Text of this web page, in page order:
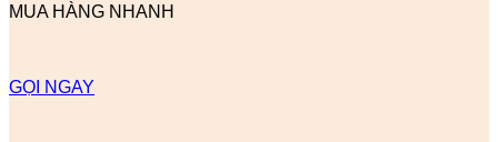
MUA HÀNG NHANH
GỌI NGAY